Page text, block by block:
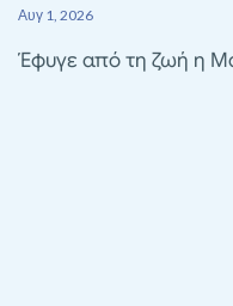
Αυγ 1, 2026
Έφυγε από τη ζωή η